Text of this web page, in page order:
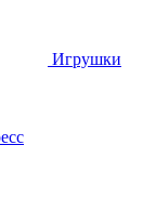
Игрушки